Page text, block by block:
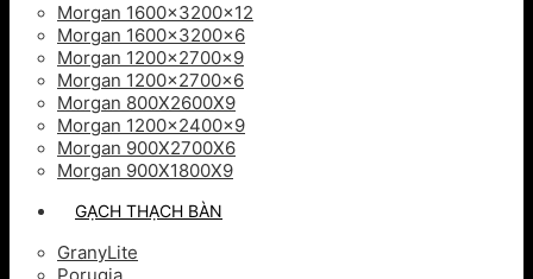
Morgan 1600x3200x12
Morgan 1600x3200x6
Morgan 1200x2700x9
Morgan 1200x2700x6
Morgan 800X2600X9
Morgan 1200x2400x9
Morgan 900X2700X6
Morgan 900X1800X9
GẠCH THẠCH BÀN
GranyLite